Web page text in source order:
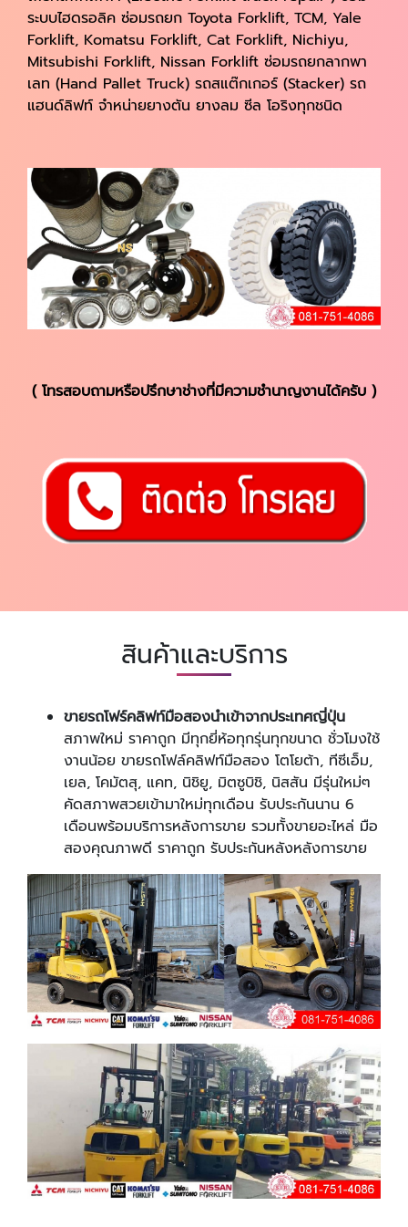
ระบบไฮดรอลิค ซ่อมรถยก Toyota Forklift, TCM, Yale
Forklift, Komatsu Forklift, Cat Forklift, Nichiyu,
Mitsubishi Forklift, Nissan Forklift ซ่อมรถยกลากพา
เลท (Hand Pallet Truck) รถสแต๊กเกอร์ (Stacker) รถ
แฮนด์ลิฟท์ จำหน่ายยางตัน ยางลม ซีล โอริงทุกชนิด
( โทรสอบถามหรือปรึกษาช่างที่มีความชำนาญงานได้ครับ )
สินค้าและบริการ
ขายรถโฟร์คลิฟท์มือสองนำเข้าจากประเทศญี่ปุ่น
สภาพใหม่ ราคาถูก มีทุกยี่ห้อทุกรุ่นทุกขนาด ชั่วโมงใช้
งานน้อย ขายรถโฟล์คลิฟท์มือสอง โตโยต้า, ทีซีเอ็ม,
เยล, โคมัตสุ, แคท, นิชิยู, มิตซูบิชิ, นิสสัน มีรุ่นใหม่ๆ
คัดสภาพสวยเข้ามาใหม่ทุกเดือน รับประกันนาน 6
เดือนพร้อมบริการหลังการขาย รวมทั้งขายอะไหล่ มือ
สองคุณภาพดี ราคาถูก รับประกันหลังหลังการขาย